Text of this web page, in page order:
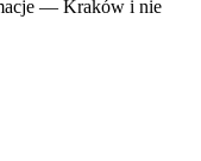
— Kraków i nie